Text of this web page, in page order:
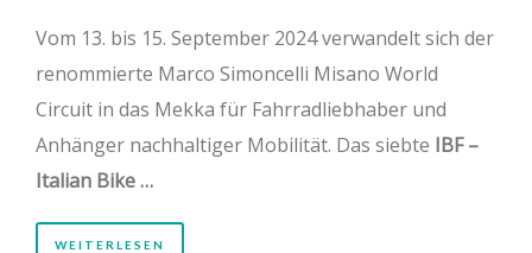
Vom 13. bis 15. September 2024 verwandelt sich der
renommierte Marco Simoncelli Misano World
Circuit in das Mekka für Fahrradliebhaber und
Anhänger nachhaltiger Mobilität. Das siebte IBF –
Italian Bike …
WEITERLESEN